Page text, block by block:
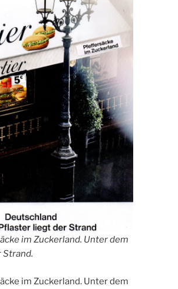
im Zuckerland. Unter dem
Strand.
im Zuckerland. Unter dem